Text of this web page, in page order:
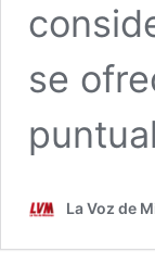
se
La Voz de